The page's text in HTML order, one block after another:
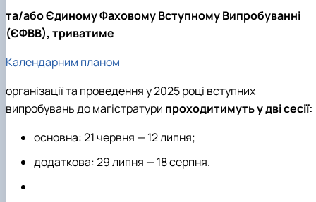
та/або Єдиному Фаховому Вступному Випробуванні
(ЄФВВ), триватиме
Календарним планом
організації та проведення у 2025 році вступних
випробувань до магістратури проходитимуть у дві сесії:
основна: 21 червня — 12 липня;
додаткова: 29 липня — 18 серпня.